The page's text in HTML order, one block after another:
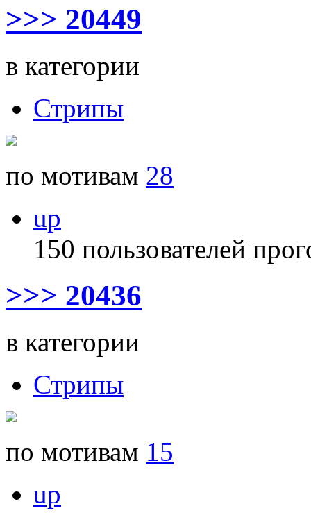
>>> 20449
в категории
Стрипы
по мотивам 28
up
150 пользователей
>>> 20436
в категории
Стрипы
по мотивам 15
up